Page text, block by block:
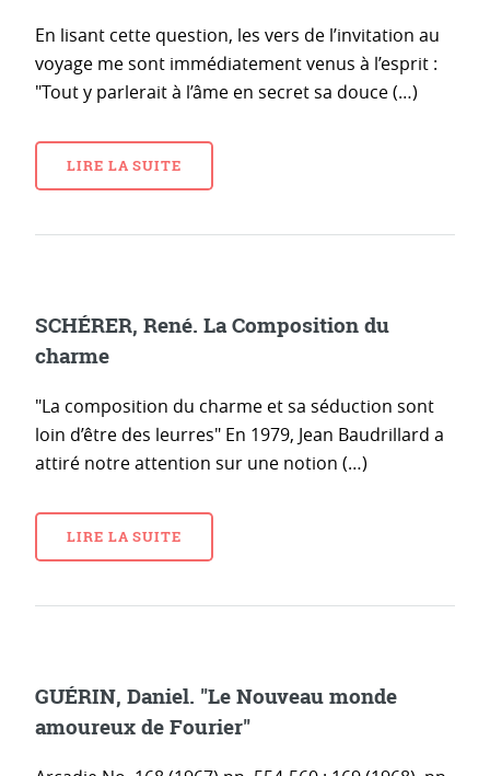
En lisant cette question, les vers de l’invitation au
voyage me sont immédiatement venus à l’esprit :
"Tout y parlerait à l’âme en secret sa douce (…)
LIRE LA SUITE
SCHÉRER, René. La Composition du
charme
"La composition du charme et sa séduction sont
loin d’être des leurres" En 1979, Jean Baudrillard a
attiré notre attention sur une notion (…)
LIRE LA SUITE
GUÉRIN, Daniel. "Le Nouveau monde
amoureux de Fourier"